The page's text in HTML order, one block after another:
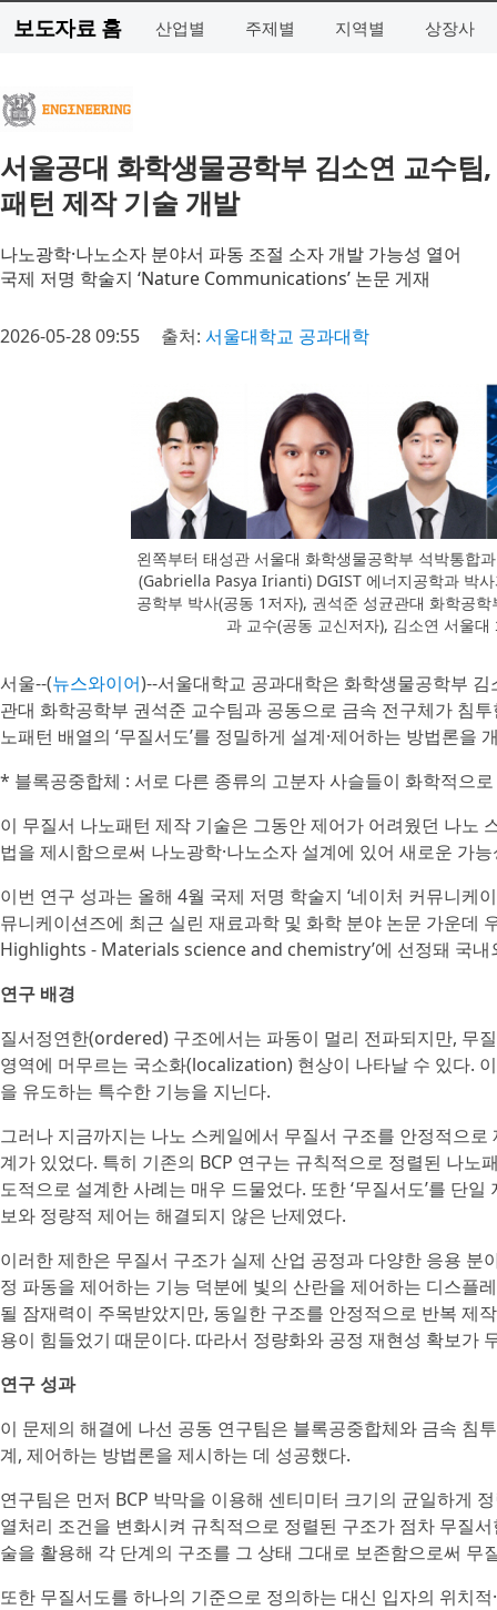
보도자료 홈 산업별 주제별 지역별 상장사
서울공대 화학생물공학부 김소연 교수팀,
패턴 제작 기술 개발
나노광학·나노소자 분야서 파동 조절 소자 개발 가능성 열어
국제 저명 학술지 ‘Nature Communications’ 논문 게재
2026-05-28 09:55 출처: 서울대학교 공과대학
왼쪽부터 태성관 서울대 화학생물공학부 석박통합
(Gabriella Pasya Irianti) DGIST 에너지공학과 박
공학부 박사(공동 1저자), 권석준 성균관대 화학공
과 교수(공동 교신저자), 김소연 서울
서울--(뉴스와이어)--서울대학교 공과대학은 화학생물공학부
관대 화학공학부 권석준 교수팀과 공동으로 금속 전구체가 침
노패턴 배열의 ‘무질서도’를 정밀하게 설계·제어하는 방법론을
* 블록공중합체 : 서로 다른 종류의 고분자 사슬들이 화학적으
이 무질서 나노패턴 제작 기술은 그동안 제어가 어려웠던 나노
법을 제시함으로써 나노광학·나노소자 설계에 있어 새로운 가
이번 연구 성과는 올해 4월 국제 저명 학술지 ‘네이처 커뮤니
뮤니케이션즈에 최근 실린 재료과학 및 화학 분야 논문 가운데
Highlights - Materials science and chemistry’에 선정돼 국내
연구 배경
질서정연한(ordered) 구조에서는 파동이 멀리 전파되지만, 무
영역에 머무르는 국소화(localization) 현상이 나타날 수 있다.
을 유도하는 특수한 기능을 지닌다.
그러나 지금까지는 나노 스케일에서 무질서 구조를 안정적으
계가 있었다. 특히 기존의 BCP 연구는 규칙적으로 정렬된 나
도적으로 설계한 사례는 매우 드물었다. 또한 ‘무질서도’를 단
보와 정량적 제어는 해결되지 않은 난제였다.
이러한 제한은 무질서 구조가 실제 산업 공정과 다양한 응용
정 파동을 제어하는 기능 덕분에 빛의 산란을 제어하는 디스플
될 잠재력이 주목받았지만, 동일한 구조를 안정적으로 반복 제
용이 힘들었기 때문이다. 따라서 정량화와 공정 재현성 확보가
연구 성과
이 문제의 해결에 나선 공동 연구팀은 블록공중합체와 금속 침
계, 제어하는 방법론을 제시하는 데 성공했다.
연구팀은 먼저 BCP 박막을 이용해 센티미터 크기의 균일하게
열처리 조건을 변화시켜 규칙적으로 정렬된 구조가 점차 무질
술을 활용해 각 단계의 구조를 그 상태 그대로 보존함으로써
또한 무질서도를 하나의 기준으로 정의하는 대신 입자의 위치